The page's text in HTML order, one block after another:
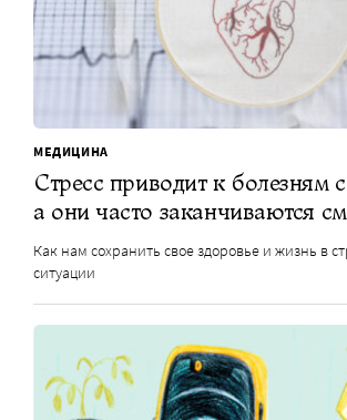
МЕДИЦИНА
Стресс приводит к болезням
а они часто заканчиваются
Как нам сохранить свое здоровье и жизнь в
ситуации